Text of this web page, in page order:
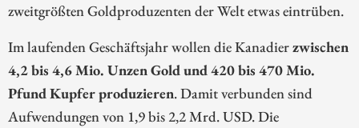
zweitgrößten Goldproduzenten der Welt etwas eintrüben.
Im laufenden Geschäftsjahr wollen die Kanadierzwischen
4,2 bis 4,6 Mio. Unzen Gold und 420 bis 470 Mio.
Pfund Kupfer produzieren. Damit verbunden sind
Aufwendungen von 1,9 bis 2,2 Mrd. USD. Die